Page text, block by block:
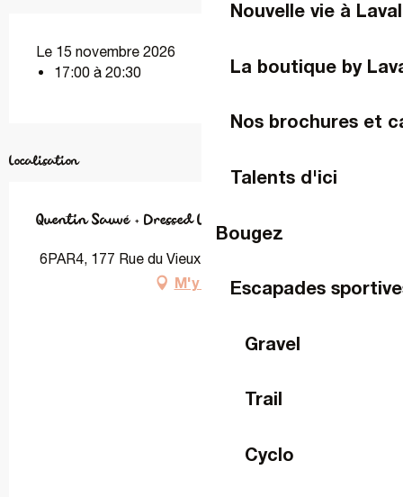
Nouvelle vie à Laval
La boutique by
Nos brochures et
Talents d'ici
Bougez
Escapades
Gravel
Trail
Cyclo
Le 15 novembre 2026
17:00 à 20:30
Localisation
Quentin Sauvé + Dressed Like Boys
6PAR4, 177 Rue du Vieux Saint-Louis, 53000 Laval
M'y rendre